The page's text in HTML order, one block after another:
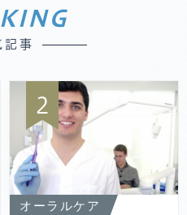
記事
2
オーラルケア